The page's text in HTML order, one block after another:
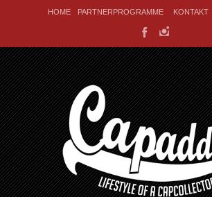
HOME PARTNERPROGRAMME KONTAKT